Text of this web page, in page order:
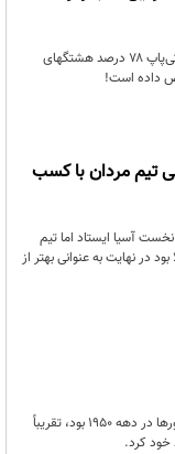
چطور در خلأ تولیدات فرهنگی بومی، گروه موسیقی کره‎ای کی‌پاپ ۷۸ درصد هشتگ‎های
داده است!
تیم مردان با کسب
آسیا ایستاد اما تیم
در نهایت به عنوانی بهتر از
کره جنوبی که زمانی(پس از جنگ کره) یکی از فقیرترین کشورها در دهه ۱۹۵۰ بود، تقریباً
خود کرد.